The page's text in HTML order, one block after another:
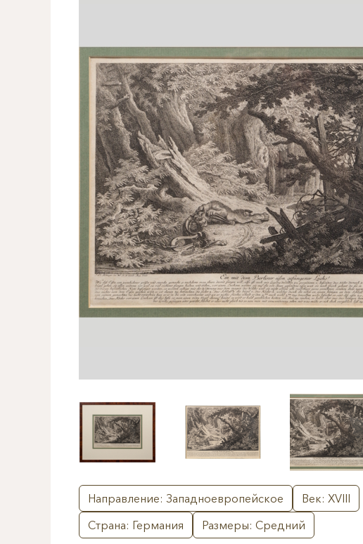
Направление: Западноевропейское
Век: XVIII
Страна: Германия
Размеры: Средний